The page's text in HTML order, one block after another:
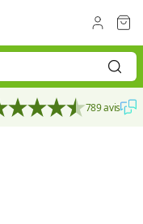
789 avis